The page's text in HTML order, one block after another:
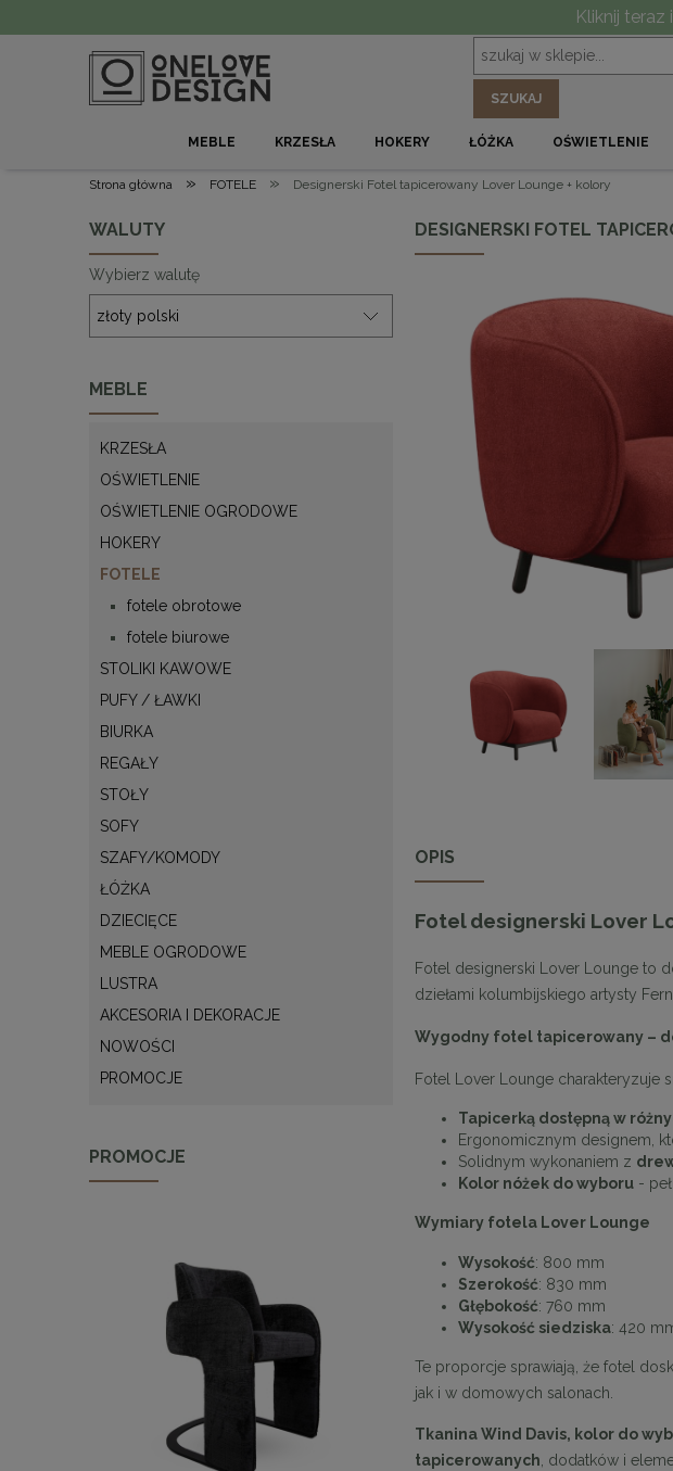
Kliknij
SZUKAJ
MEBLE KRZESŁA HOKERY ŁÓŻKA OŚWIETLENIE
Strona główna » FOTELE » Designerski Fotel tapicerowany Lover Lounge + kolory
WALUTY
Wybierz walutę
MEBLE
KRZESŁA
OŚWIETLENIE
OŚWIETLENIE OGRODOWE
HOKERY
FOTELE
fotele obrotowe
fotele biurowe
STOLIKI KAWOWE
PUFY / ŁAWKI
BIURKA
REGAŁY
STOŁY
SOFY
SZAFY/KOMODY
ŁÓŻKA
DZIECIĘCE
MEBLE OGRODOWE
LUSTRA
AKCESORIA I DEKORACJE
NOWOŚCI
PROMOCJE
PROMOCJE
DESIGNERSKI FOTEL
OPIS
Fotel designerski Lover
Fotel designerski Lover Lounge to
dziełami kolumbijskiego artysty
Wygodny fotel tapicerowany –
Fotel Lover Lounge charakteryzuje
Tapicerką dostępną w
Ergonomicznym designem,
Solidnym wykonaniem z
Kolor nóżek do wyboru -
Wymiary fotela Lover Lounge
Wysokość: 800 mm
Szerokość: 830 mm
Głębokość: 760 mm
Wysokość siedziska: 420
Te proporcje sprawiają, że fotel
jak i w domowych salonach.
Tkanina Wind Davis, kolor do
tapicerowanych , dodatków i